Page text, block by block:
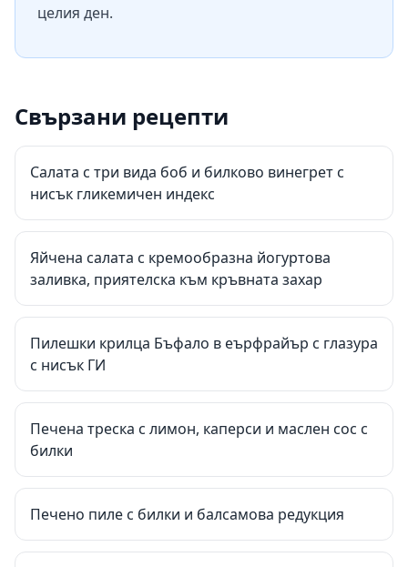
целия ден.
Свързани рецепти
Салата с три вида боб и билково винегрет с
нисък гликемичен индекс
Яйчена салата с кремообразна йогуртова
заливка, приятелска към кръвната захар
Пилешки крилца Бъфало в еърфрайър с глазура
с нисък ГИ
Печена треска с лимон, каперси и маслен сос с
билки
Печено пиле с билки и балсамова редукция